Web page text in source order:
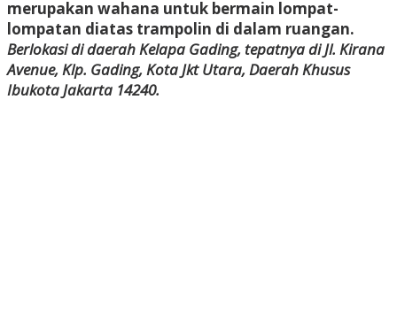
merupakan wahana untuk bermain lompat-
lompatan diatas trampolin di dalam ruangan.
Berlokasi di daerah Kelapa Gading, tepatnya di Jl. Kirana
Avenue, Klp. Gading, Kota Jkt Utara, Daerah Khusus
Ibukota Jakarta 14240.